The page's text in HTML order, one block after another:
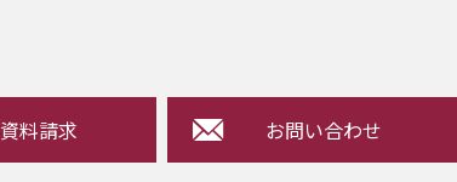
資料請求 お問い合わせ